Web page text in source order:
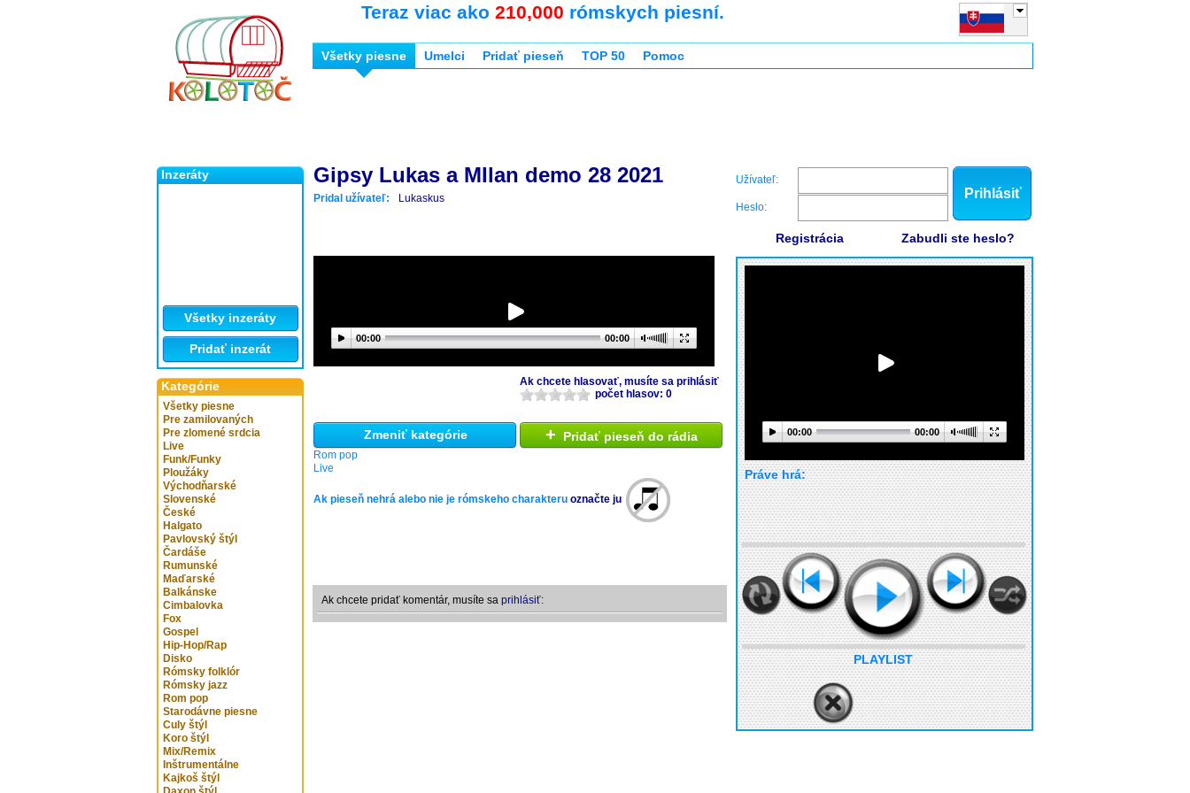
Inzeráty
Všetky inzeráty
Pridať inzerát
Kategórie
Všetky piesne
Pre zamilovaných
Pre zlomené srdcia
Live
Funk/Funky
Ploužáky
Východňarské
Slovenské
České
Halgato
Pavlovský štýl
Čardáše
Rumunské
Maďarské
Balkánske
Cimbalovka
Fox
Gospel
Hip-Hop/Rap
Disko
Rómsky folklór
Rómsky jazz
Rom pop
Starodávne piesne
Culy štýl
Koro štýl
Mix/Remix
Inštrumentálne
Kajkoš štýl
Teraz viac ako 210,000 rómskych piesní.
Všetky piesne Umelci Pridať pieseň TOP 50 Pomoc
Gipsy Lukas a MIlan demo 28 2021
Pridal užívateľ: Lukaskus
00:00 00:00
Ak chcete hlasovať, musíte sa prihlásiť
počet hlasov: 0
Zmeniť kategórie
Rom pop
Live
+ Pridať pieseň do rádia
Ak pieseň nehrá alebo nie je rómskeho charakteru označte ju
Ak chcete pridať komentár, musíte sa prihlásiť:
Užívateľ:
Heslo:
Prihlásiť
Registrácia Zabudli ste heslo?
00:00 00:00
Práve hrá:
PLAYLIST